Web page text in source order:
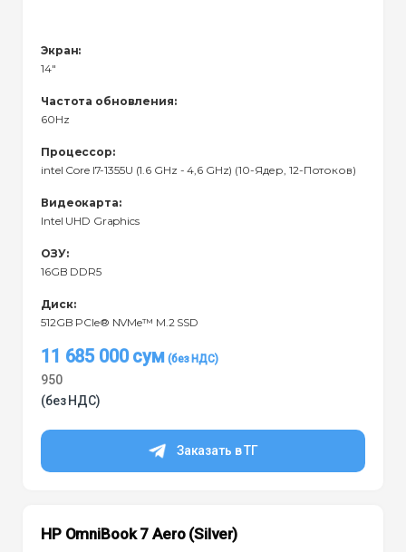
Экран:
14"
Частота обновления:
60Hz
Процессор:
intel Core I7-1355U (1.6 GHz - 4,6 GHz) (10-Ядер, 12-Потоков)
Видеокарта:
Intel UHD Graphics
ОЗУ:
16GB DDR5
Диск:
512GB PCIe® NVMe™ M.2 SSD
11 685 000сум
950
(без НДС)
Заказать в ТГ
HP OmniBook 7 Aero (Silver)